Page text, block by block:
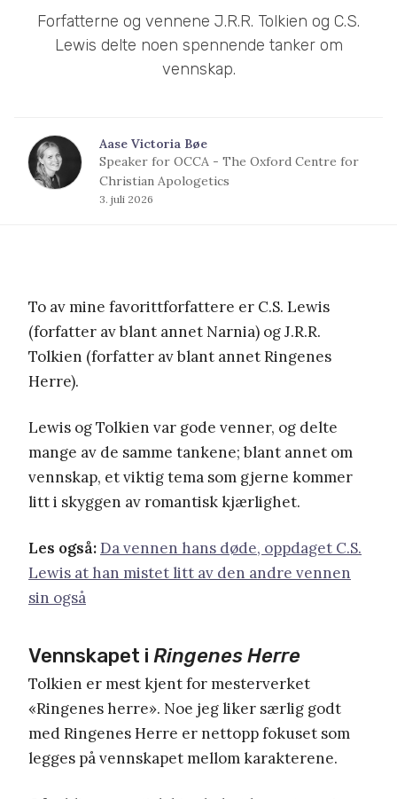
Forfatterne og vennene J.R.R. Tolkien og C.S.
Lewis delte noen spennende tanker om
vennskap.
Aase Victoria Bøe
Speaker for OCCA - The Oxford Centre for
Christian Apologetics
3. juli 2026
To av mine favorittforfattere er C.S. Lewis
(forfatter av blant annet Narnia) og J.R.R.
Tolkien (forfatter av blant annet Ringenes
Herre).
Lewis og Tolkien var gode venner, og delte
mange av de samme tankene; blant annet om
vennskap, et viktig tema som gjerne kommer
litt i skyggen av romantisk kjærlighet.
Les også: Da vennen hans døde, oppdaget C.S.
Lewis at han mistet litt av den andre vennen
sin også
Vennskapet i Ringenes Herre
Tolkien er mest kjent for mesterverket
«Ringenes herre». Noe jeg liker særlig godt
med Ringenes Herre er nettopp fokuset som
legges på vennskapet mellom karakterene.